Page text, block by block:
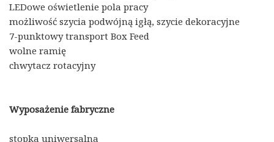
LEDowe oświetlenie pola pracy
możliwość szycia podwójną igłą, szycie dekoracyjne
7-punktowy transport Box Feed
wolne ramię
chwytacz rotacyjny
Wyposażenie fabryczne
stopka uniwersalna